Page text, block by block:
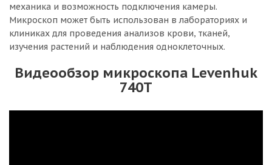
механика и возможность подключения камеры.
Микроскоп может быть использован в лабораториях и
клиниках для проведения анализов крови, тканей,
изучения растений и наблюдения одноклеточных.
Видеообзор микроскопа Levenhuk
740T